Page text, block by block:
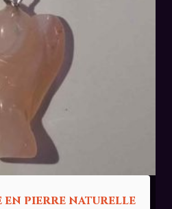
en pierre naturelle